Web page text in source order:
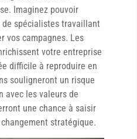
Imaginez pouvoir
spécialistes travaillant
vos campagnes. Les
votre entreprise
difficile à reproduire en
souligneront un risque
avec les valeurs de
une chance à saisir
stratégique.